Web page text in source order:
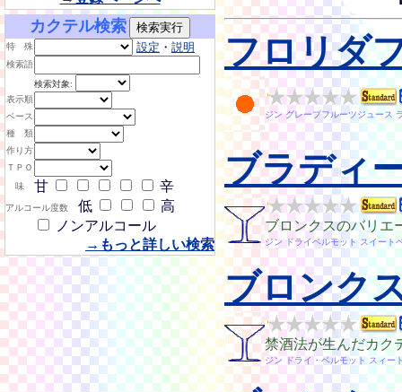
カクテル検索
特 殊 設定 ・ 説明
検索語
検索対象:
表示順
ベース
種 類
作り方
ＴＰＯ
味
甘 辛
アルコール度数 低
高
ノンアルコール
→もっと詳しい検索
フロリダ
ジン グレープフルーツジュース
ブラディ
ブロンクスのバリエ
ジン ドライベルモット スイート
ブロンク
禁酒法が生んだカク
ジン ドライ・ベルモット スィー